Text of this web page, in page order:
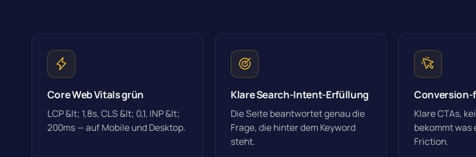
Core Web Vitals grün
LCP &lt; 1,8s, CLS &lt; 0,1, INP &lt;
200ms — auf Mobile und Desktop.
Klare Search-Intent-Erfüllung
Die Seite beantwortet genau die
Frage, die hinter dem Keyword
steht.
Conversion-
Klare CTAs,
bekommt was
Friction.